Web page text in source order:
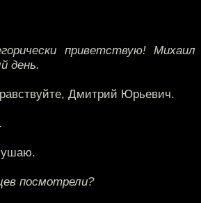
приветствую! Михаил
день.
Дмитрий Юрьевич.
посмотрели?